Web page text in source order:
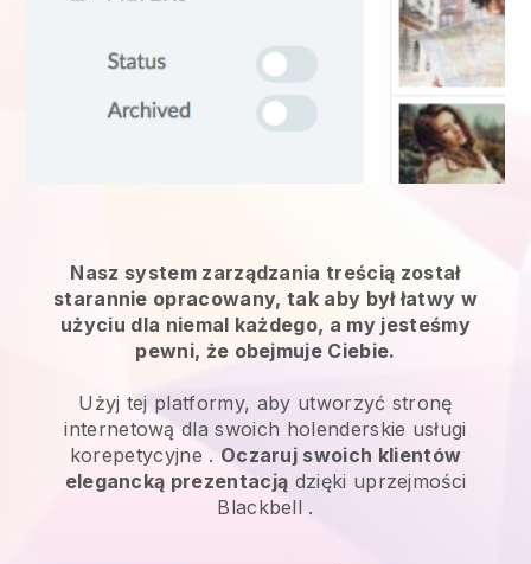
Nasz system zarządzania treścią został
starannie opracowany, tak aby był łatwy w
użyciu dla niemal każdego, a my jesteśmy
pewni, że obejmuje Ciebie.
Użyj tej platformy, aby utworzyć stronę
internetową dla swoich holenderskie usługi
korepetycyjne . Oczaruj swoich klientów
elegancką prezentacją dzięki uprzejmości
Blackbell .